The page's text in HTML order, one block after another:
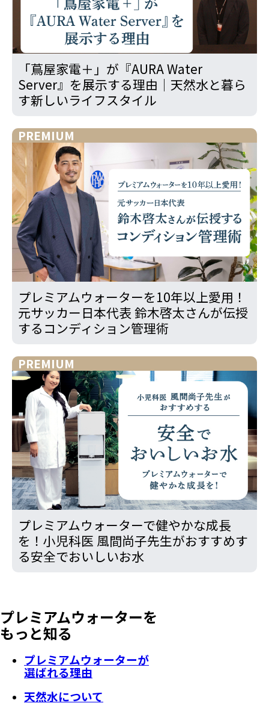
「蔦屋家電＋」が『AURA Water
Server』を展示する理由｜天然水と暮ら
す新しいライフスタイル
PREMIUM
プレミアムウォーターを10年以上愛用！
元サッカー日本代表 鈴木啓太さんが伝授
するコンディション管理術
PREMIUM
プレミアムウォーターで健やかな成長
を！小児科医 風間尚子先生がおすすめす
る安全でおいしいお水
プレミアムウォーターを
もっと知る
プレミアムウォーターが
選ばれる理由
天然水について